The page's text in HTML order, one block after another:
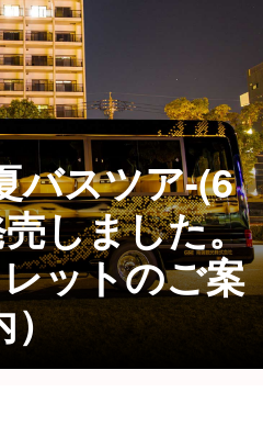
バスツア-(6
しました。
ットのご案
）